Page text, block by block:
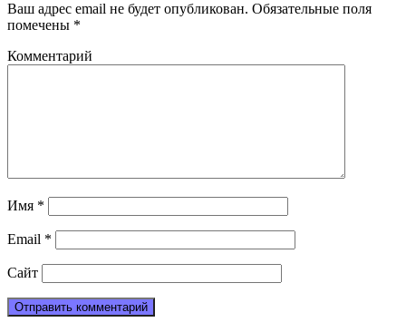
Ваш адрес email не будет опубликован. Обязательные поля
помечены *
Комментарий
Имя *
Email *
Сайт